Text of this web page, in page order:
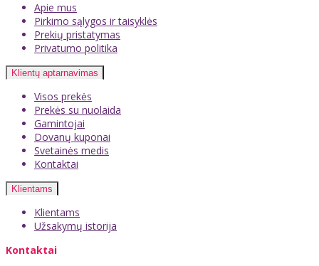
Apie mus
Pirkimo sąlygos ir taisyklės
Prekių pristatymas
Privatumo politika
Klientų aptarnavimas
Visos prekės
Prekės su nuolaida
Gamintojai
Dovanų kuponai
Svetainės medis
Kontaktai
Klientams
Klientams
Užsakymų istorija
Kontaktai